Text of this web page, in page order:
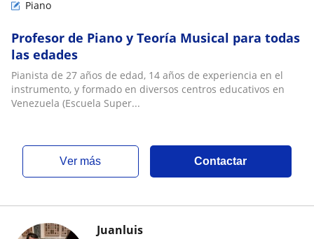
Piano
Profesor de Piano y Teoría Musical para todas
las edades
Pianista de 27 años de edad, 14 años de experiencia en el
instrumento, y formado en diversos centros educativos en
Venezuela (Escuela Super...
ver más Contactar
Juanluis